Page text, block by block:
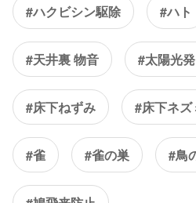
#ハクビシン駆除 #ハト
#天井裏 物音 #太陽光
#床下ねずみ #床下ネズ
#雀 #雀の巣 #鳥